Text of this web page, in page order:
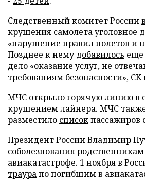
Следственный комитет России
крушения самолета уголовное
«нарушение правил полетов и
Позднее к немудобавилось еще
дело «оказание услуг, не
требованиям безопасности»,
МЧС открылогорячую линиюв
крушением лайнера. МЧС
разместило списокпассажиров
Президент России Владимир
соболезнования
авиакатастрофе. 1 ноября в
траурапо погибшим в